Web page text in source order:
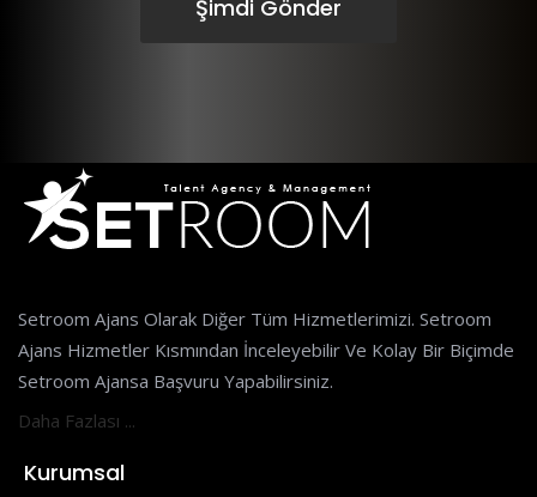
Şimdi Gönder
Setroom Ajans Olarak Diğer Tüm Hizmetlerimizi. Setroom
Ajans Hizmetler Kısmından İnceleyebilir Ve Kolay Bir Biçimde
Setroom Ajansa Başvuru Yapabilirsiniz.
Daha Fazlası ...
Kurumsal